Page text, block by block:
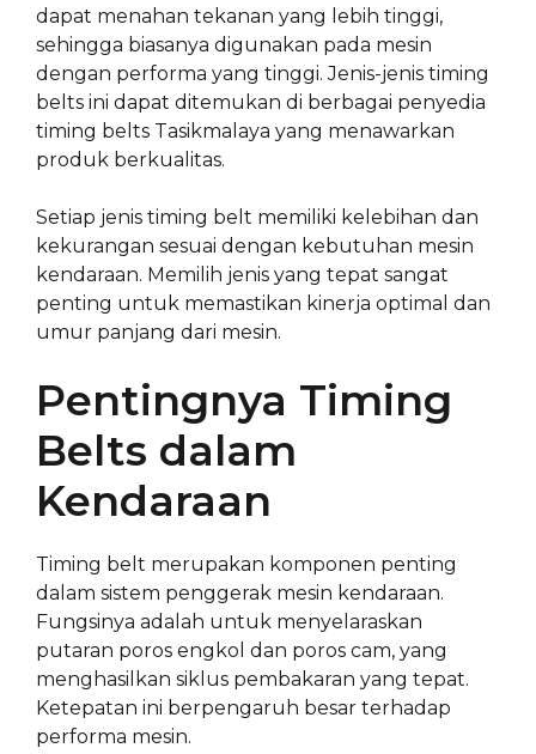
dapat menahan tekanan yang lebih tinggi,
sehingga biasanya digunakan pada mesin
dengan performa yang tinggi. Jenis-jenis timing
belts ini dapat ditemukan di berbagai penyedia
timing belts Tasikmalaya yang menawarkan
produk berkualitas.
Setiap jenis timing belt memiliki kelebihan dan
kekurangan sesuai dengan kebutuhan mesin
kendaraan. Memilih jenis yang tepat sangat
penting untuk memastikan kinerja optimal dan
umur panjang dari mesin.
Pentingnya Timing
Belts dalam
Kendaraan
Timing belt merupakan komponen penting
dalam sistem penggerak mesin kendaraan.
Fungsinya adalah untuk menyelaraskan
putaran poros engkol dan poros cam, yang
menghasilkan siklus pembakaran yang tepat.
Ketepatan ini berpengaruh besar terhadap
performa mesin.